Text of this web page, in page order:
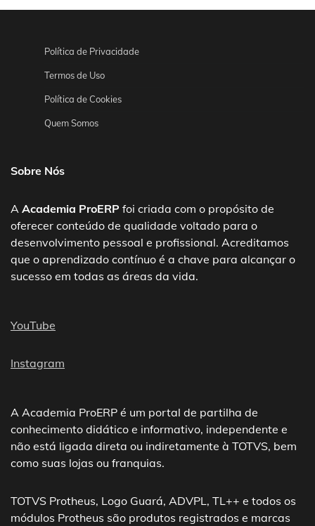
Política de Privacidade
Termos de Uso
Política de Cookies
Quem Somos
Sobre Nós
A Academia ProERP foi criada com o propósito de
oferecer conteúdo de qualidade voltado para o
desenvolvimento pessoal e profissional. Acreditamos
que o aprendizado contínuo é a chave para alcançar o
sucesso em todas as áreas da vida.
YouTube
Instagram
A Academia ProERP é um portal de partilha de
conhecimento didático e informativo, independente e
não está ligada direta ou indiretamente à TOTVS, bem
como suas lojas ou franquias.
TOTVS Protheus, Logo Guará, ADVPL, TL++ e todos os
módulos Protheus são produtos registrados e marcas